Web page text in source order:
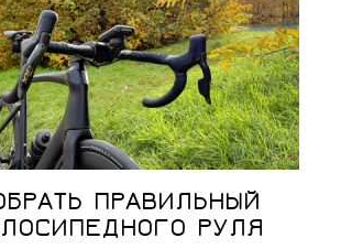
ПРАВИЛЬНЫЙ
РУЛЯ